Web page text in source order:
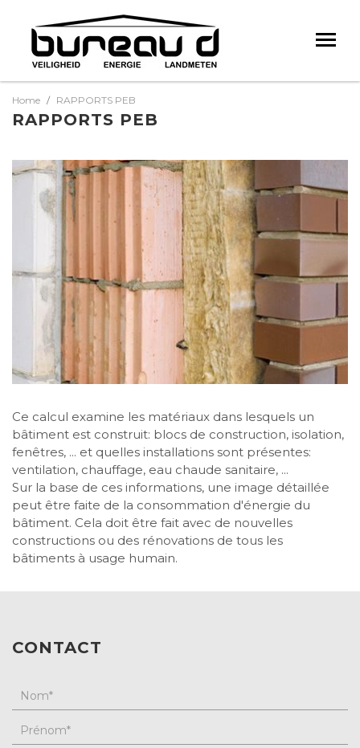
Home RAPPORTS PEB
RAPPORTS PEB
Ce calcul examine les matériaux dans lesquels un
bâtiment est construit: blocs de construction, isolation,
fenêtres, ... et quelles installations sont présentes:
ventilation, chauffage, eau chaude sanitaire, ...
Sur la base de ces informations, une image détaillée
peut être faite de la consommation d'énergie du
bâtiment. Cela doit être fait avec de nouvelles
constructions ou des rénovations de tous les
bâtiments à usage humain.
CONTACT
Nom*
Prénom*